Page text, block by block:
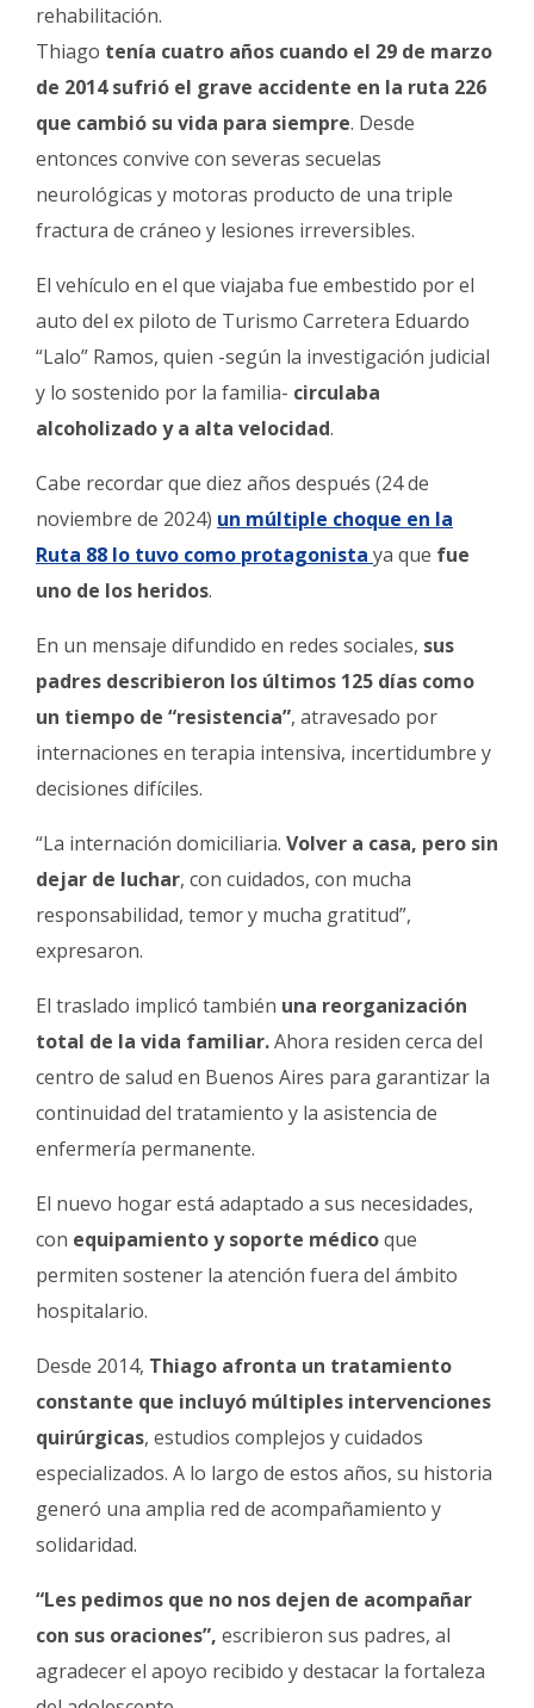
rehabilitación.
Thiago tenía cuatro años cuando el 29 de marzo
de 2014 sufrió el grave accidente en la ruta 226
que cambió su vida para siempre. Desde
entonces convive con severas secuelas
neurológicas y motoras producto de una triple
fractura de cráneo y lesiones irreversibles.
El vehículo en el que viajaba fue embestido por el
auto del ex piloto de Turismo Carretera Eduardo
“Lalo” Ramos, quien -según la investigación judicial
y lo sostenido por la familia- circulaba
alcoholizado y a alta velocidad.
Cabe recordar que diez años después (24 de
noviembre de 2024) un múltiple choque en la
Ruta 88 lo tuvo como protagonista ya que fue
uno de los heridos.
En un mensaje difundido en redes sociales, sus
padres describieron los últimos 125 días como
un tiempo de “resistencia”, atravesado por
internaciones en terapia intensiva, incertidumbre y
decisiones difíciles.
“La internación domiciliaria. Volver a casa, pero sin
dejar de luchar, con cuidados, con mucha
responsabilidad, temor y mucha gratitud”,
expresaron.
El traslado implicó también una reorganización
total de la vida familiar.Ahora residen cerca del
centro de salud en Buenos Aires para garantizar la
continuidad del tratamiento y la asistencia de
enfermería permanente.
El nuevo hogar está adaptado a sus necesidades,
con equipamiento y soporte médicoque
permiten sostener la atención fuera del ámbito
hospitalario.
Desde 2014, Thiago afronta un tratamiento
constante que incluyó múltiples intervenciones
quirúrgicas, estudios complejos y cuidados
especializados. A lo largo de estos años, su historia
generó una amplia red de acompañamiento y
solidaridad.
“Les pedimos que no nos dejen de acompañar
con sus oraciones”, escribieron sus padres, al
agradecer el apoyo recibido y destacar la fortaleza